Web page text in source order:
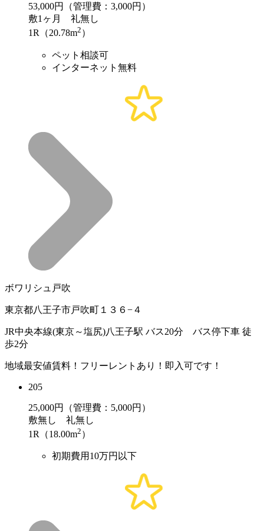
53,000円（管理費：3,000円）
敷1ヶ月 礼無し
1R（20.78m2 ）
ペット相談可
インターネット無料
ボワリシュ戸吹
東京都八王子市戸吹町１３６−４
JR中央本線(東京～塩尻)八王子駅 バス20分 バス停下車 徒
歩2分
地域最安値賃料！フリーレントあり！即入可です！
205
25,000円（管理費：5,000円）
敷無し 礼無し
1R（18.00m2 ）
初期費用10万円以下